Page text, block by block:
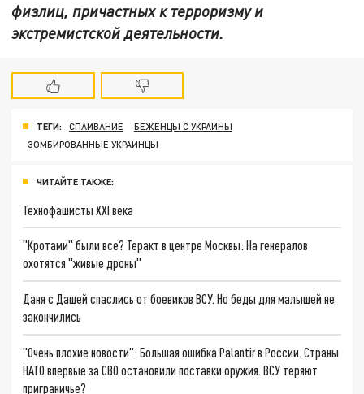
физлиц, причастных к терроризму и
экстремистской деятельности.
ТЕГИ: СПАИВАНИЕ
БЕЖЕНЦЫ С УКРАИНЫ
ЗОМБИРОВАННЫЕ УКРАИНЦЫ
ЧИТАЙТЕ ТАКЖЕ:
Технофашисты XXI века
"Кротами" были все? Теракт в центре Москвы: На генералов
охотятся "живые дроны"
Даня с Дашей спаслись от боевиков ВСУ. Но беды для малышей не
закончились
"Очень плохие новости": Большая ошибка Palantir в России. Страны
НАТО впервые за СВО остановили поставки оружия. ВСУ теряют
приграничье?